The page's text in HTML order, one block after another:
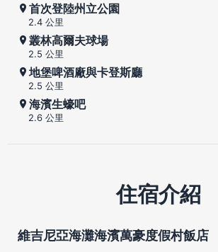
首次登陸州立公園
2.4 公里
叢林高爾夫球場
2.5 公里
地堡啤酒廠與卡登斯廳
2.5 公里
海濱生蠔吧
2.6 公里
住宿介紹
維吉尼亞海灘海濱萬豪度假村飯店